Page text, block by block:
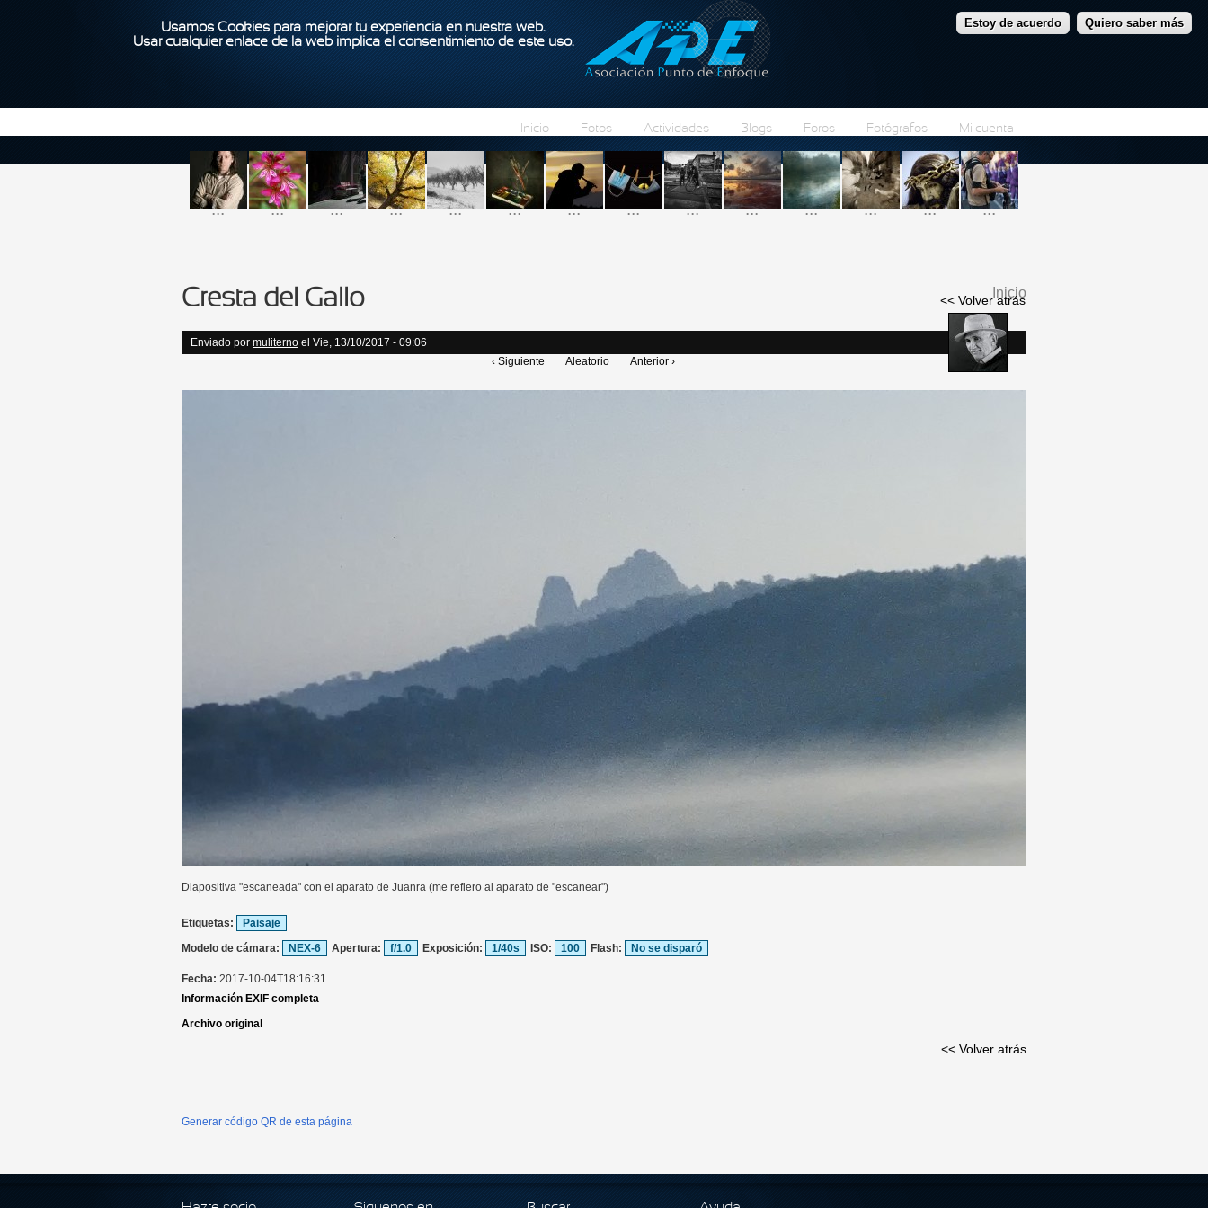
Usamos Cookies para mejorar tu experiencia en nuestra web.
Usar cualquier enlace de la web implica el consentimiento de este uso.
Estoy de acuerdo Quiero saber más
Pasar al contenido principal
Inicio Fotos Actividades Blogs Foros Fotógrafos Mi cuenta
... ... ... ... ... ... ... ... ... ... ... ... ... ...
Se encuentra usted
aquí
Inicio
Cresta del Gallo << Volver atrás
Enviado por muliterno el Vie, 13/10/2017 - 09:06
‹ Siguiente
Aleatorio Anterior ›
Diapositiva "escaneada" con el aparato de Juanra (me refiero al aparato de "escanear")
Etiquetas:
Paisaje
Modelo de cámara:
NEX-6 Apertura: f/1.0 Exposición: 1/40s ISO: 100 Flash: No se disparó
Fecha: 2017-10-04T18:16:31
Información EXIF completa
Archivo original
<< Volver atrás
Generar código QR de esta página